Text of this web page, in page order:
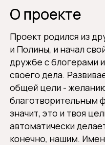
О проекте
Проект родился из
и Полины, и начал
дружбе с блогерами
своего дела.
общей цели -
благотворительным
значит, это и твоя
автоматически
конечно, нашим.